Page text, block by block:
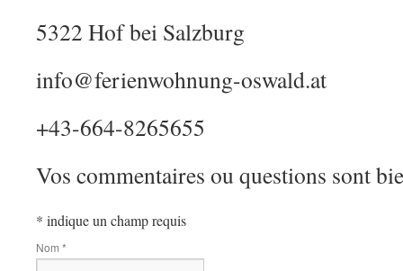
5322 Hof bei Salzburg
info@ferienwohnung-oswald.at
+43-664-8265655
Vos commentaires ou questions sont
* indique un champ requis
Nom *